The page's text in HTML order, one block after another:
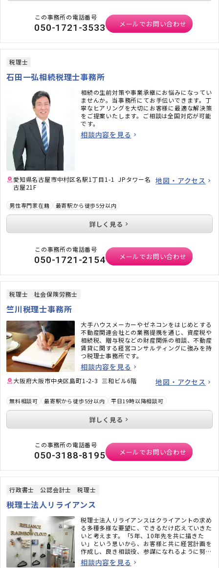
この事務所の電話番号
050-1721-3533 メールでお問い合わせ
税理士
石田一弘相続税理士事務所
相続の生前対策や事業承継にお悩みになってい
ませんか。当事務所にてお手伝いできます。丁
寧なヒアリングを大切にお客様に最適な解決策
をご提案いたします。ご相談は全国対応が可能
です。
相談内容を見る
愛知県名古屋市中村区名駅1丁目1-1 JPタワー名
古屋21F
地図・アクセス
男性専門家在籍 最寄駅から徒歩5分以内
詳しく見る
この事務所の電話番号
050-1721-2154 メールでお問い合わせ
税理士 社会保険労務士
竺川税理士事務所
大手ハウスメーカーやゼネコンをはじめとする
不動産関連会社との業務提携を通じ、資産税や
相続税、贈与税などの財産関係の相談、不動産
賃貸に関する経営コンサルティングに強みを持
つ税理士事務所です。
相談内容を見る
大阪府大阪市中央区島町1-2-3 三和ビル6階 地図・アクセス
無料相談可 最寄駅から徒歩5分以内 平日19時以降相談可
詳しく見る
この事務所の電話番号
050-3188-8195 メールでお問い合わせ
行政書士 公認会計士 税理士
税理士法人リライアンス
税理士法人リライアンスはクライアントの求め
る多種多様な要望に、できるだけ応えていきた
いと考えます。「5年、10年先を共に描きた
い」という思いから、お客様と共に経営計画を
作成し、良き相談役、参謀になれるように努力
してまいります。
相談内容を見る